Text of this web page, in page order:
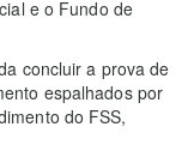
e o Fundo de
concluir a prova de
espalhados por
do FSS,